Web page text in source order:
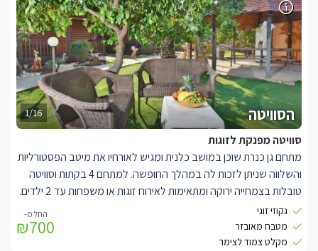
המתחם קרוב מאוד לחופי הכנרת ולשלל האטרקציות בסביבה.
1/16 הסוויטה
סוויטה מפנקת לזוגות
מתחם גן כנרת שוכן במושב כלנית ומגיש לאורחיו את מיטב הפסטורליות
והשלווה שניתן לזכות לה במהלך החופשה. למתחם 4 בקתות וסוויטה
טובלות בצמחייה ירוקה ומתאימות לאירוח זוגות או משפחות עד 2 ילדים.
בסוויטה הרומנטית יש ג'קוזי זוגי ביחידה. מטבחון מאובזר והרבה
פינוקים. תאורה רומנטית, LCD. הסוויטה והבקתות חולקות מתחם גן
משותף ובו בריכת שחייה הפונה אל הנוף.
גקוזי זוגי
מטבח מאובזר
מקלט צמוד לצימר
₪700